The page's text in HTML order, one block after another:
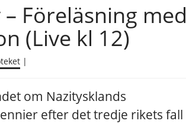
Föreläsning med
(Live kl 12)
|
om Nazitysklands
efter det tredje rikets fall